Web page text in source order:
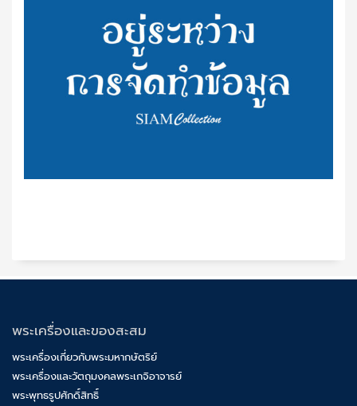
พระเครื่องและของสะสม
พระเครื่องเกี่ยวกับพระมหากษัตริย์
พระเครื่องและวัตถุมงคลพระเกจิอาจารย์
พระพุทธรูปศักดิ์สิทธิ์